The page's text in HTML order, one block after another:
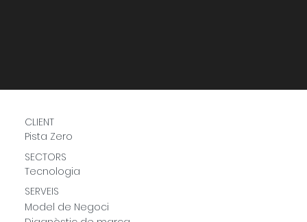
CLIENT
Pista Zero
SECTORS
Tecnologia
SERVEIS
Model de Negoci